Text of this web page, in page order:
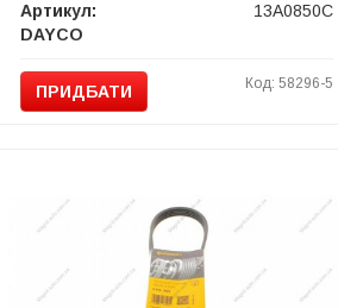
Артикул:
13A0850C
DAYCO
ПРИДБАТИ Код: 58296-5